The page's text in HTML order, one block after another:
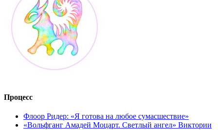
Процесс
Флоор Ридер: «Я готова на любое сумасшествие»
«Вольфганг Амадей Моцарт. Светлый ангел» Виктории